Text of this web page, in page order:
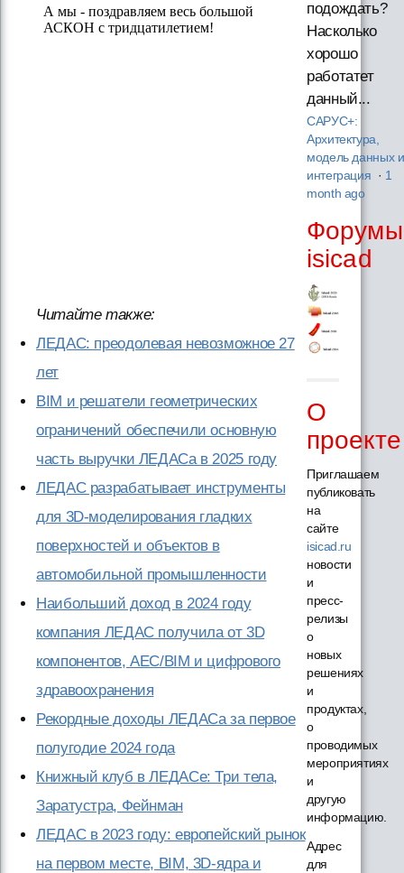
Читайте также:
ЛЕДАС: преодолевая невозможное 27
лет
BIM и решатели геометрических
ограничений обеспечили основную
часть выручки ЛЕДАСа в 2025 году
ЛЕДАС разрабатывает инструменты
для 3D-моделирования гладких
поверхностей и объектов в
автомобильной промышленности
Наибольший доход в 2024 году
компания ЛЕДАС получила от 3D
компонентов, AEC/BIM и цифрового
здравоохранения
Рекордные доходы ЛЕДАСа за первое
полугодие 2024 года
Книжный клуб в ЛЕДАСе: Три тела,
Заратустра, Фейнман
ЛЕДАС в 2023 году: европейский рынок
на первом месте, BIM, 3D-ядра и
подождать?
Насколько
хорошо
работатет
данный...
САРУС+:
Архитектура,
модель данных и
интеграция · 1
month ago
Форумы
isicad
О
проекте
Приглашаем
публиковать
на
сайте
isicad.ru
новости
и
пресс-
релизы
о
новых
решениях
и
продуктах,
о
проводимых
мероприятиях
и
другую
информацию.
Адрес
для